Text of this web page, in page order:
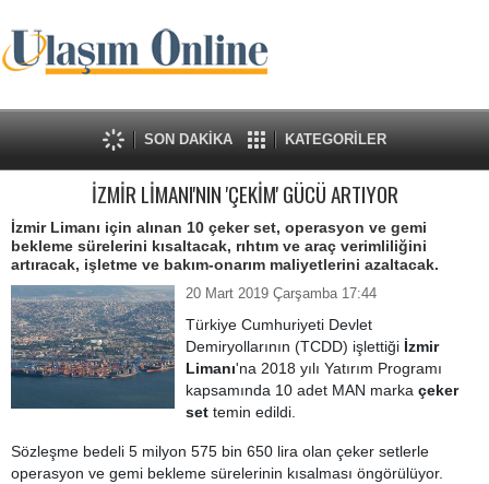
SON DAKİKA KATEGORİLER
İZMİR LİMANI'NIN 'ÇEKİM' GÜCÜ ARTIYOR
İzmir Limanı için alınan 10 çeker set, operasyon ve gemi
bekleme sürelerini kısaltacak, rıhtım ve araç verimliliğini
artıracak, işletme ve bakım-onarım maliyetlerini azaltacak.
20 Mart 2019 Çarşamba 17:44
Türkiye Cumhuriyeti Devlet
Demiryollarının (TCDD) işlettiği İzmir
Limanı'na 2018 yılı Yatırım Programı
kapsamında 10 adet MAN marka çeker
set temin edildi.
Sözleşme bedeli 5 milyon 575 bin 650 lira olan çeker setlerle
operasyon ve gemi bekleme sürelerinin kısalması öngörülüyor.